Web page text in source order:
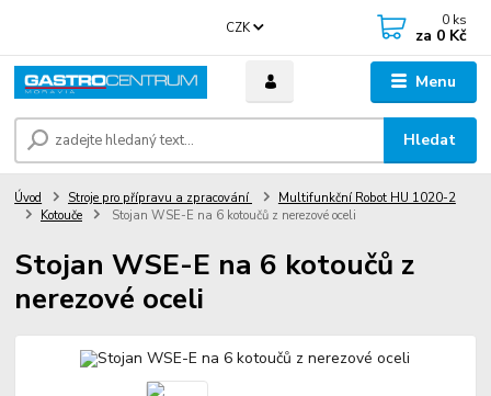
Menu
CZK
Hledat
0 ks
za 0 Kč
Úvod Stroje pro přípravu a zpracování
Multifunkční Robot HU 1020-2
Kotouče
Stojan WSE-E na 6 kotoučů z nerezové oceli
Stojan WSE-E na 6 kotoučů z
nerezové oceli